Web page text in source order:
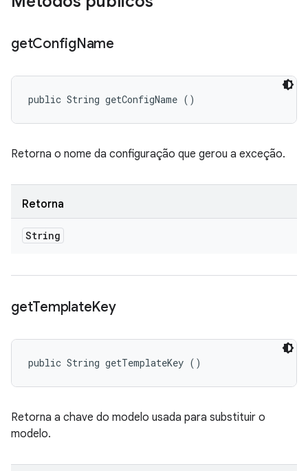
getConfigName
public String getConfigName ()
Retorna o nome da configuração que gerou a exceção.
Retorna
String
getTemplateKey
public String getTemplateKey ()
Retorna a chave do modelo usada para substituir o
modelo.